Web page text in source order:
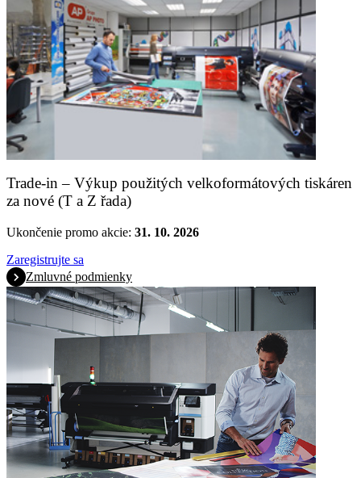
Trade-in – Výkup použitých velkoformátových tiskáren
za nové (T a Z řada)
Ukončenie promo akcie: 31. 10. 2026
Zaregistrujte sa
Zmluvné podmienky